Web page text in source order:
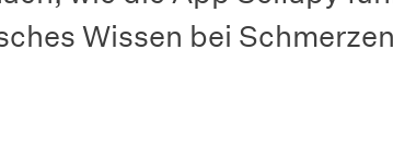
Wissen bei